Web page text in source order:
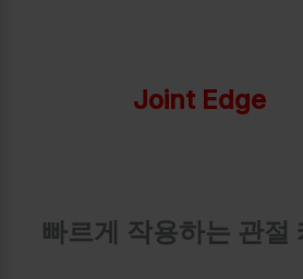
Joint Edge
빠르게 작용하는 관절